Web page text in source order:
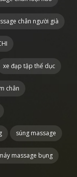
chân người già
xe đạp tập thể dục
chân
súng massage
massage bụng